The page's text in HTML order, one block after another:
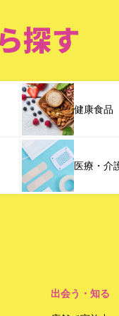
探す
健康食品
医療・介
出会う・知る